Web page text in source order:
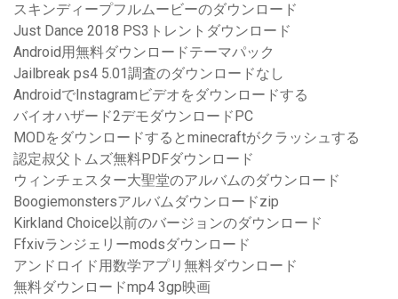
スキンディープフルムービーのダウンロード
Just Dance 2018 PS3トレントダウンロード
Android用無料ダウンロードテーマパック
Jailbreak ps4 5.01調査のダウンロードなし
AndroidでInstagramビデオをダウンロードする
バイオハザード2デモダウンロードPC
MODをダウンロードするとminecraftがクラッシュする
認定叔父トムズ無料PDFダウンロード
ウィンチェスター大聖堂のアルバムのダウンロード
Boogiemonstersアルバムダウンロードzip
Kirkland Choice以前のバージョンのダウンロード
Ffxivランジェリーmodsダウンロード
アンドロイド用数学アプリ無料ダウンロード
無料ダウンロードmp4 3gp映画